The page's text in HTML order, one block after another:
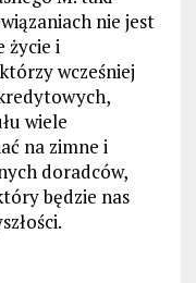
nie jest
życie i
wcześniej
wiele
na zimne i
doradców,
będzie nas